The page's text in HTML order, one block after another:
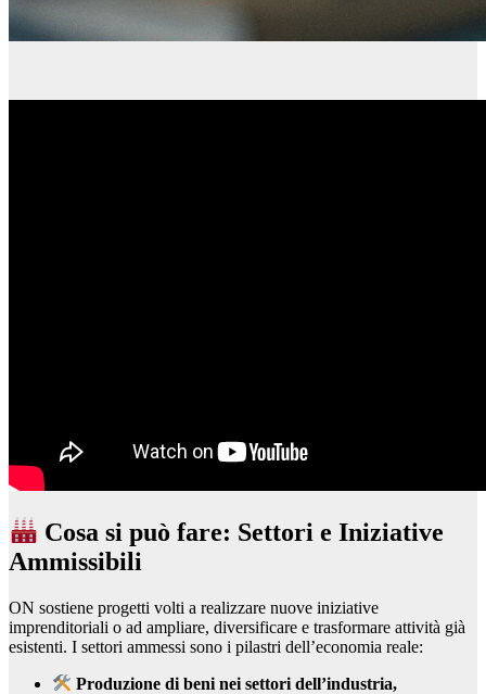
Cosa si può fare: Settori e Iniziative
Ammissibili
ON sostiene progetti volti a realizzare nuove iniziative
imprenditoriali o ad ampliare, diversificare e trasformare attività già
esistenti. I settori ammessi sono i pilastri dell’economia reale:
Produzione di beni nei settori dell’industria,